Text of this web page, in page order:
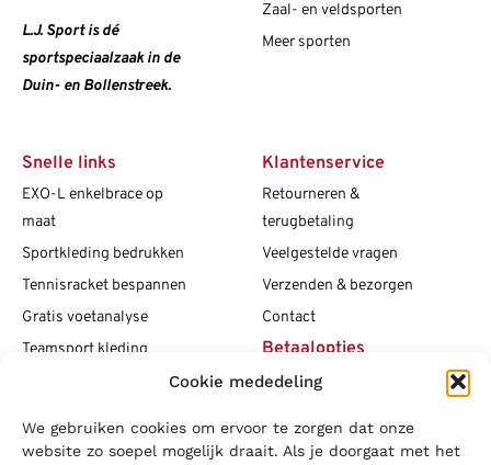
Cookie mededeling
We gebruiken cookies om ervoor te zorgen dat onze
website zo soepel mogelijk draait. Als je doorgaat met het
L.J. Sport is dé
sportspeciaalzaak in de
Duin- en Bollenstreek.
Zaal- en veldsporten
Meer sporten
Snelle links
EXO-L enkelbrace op
maat
Sportkleding bedrukken
Tennisracket bespannen
Gratis voetanalyse
Teamsport kleding
Vacatures
Klantenservice
Retourneren &
terugbetaling
Veelgestelde vragen
Verzenden & bezorgen
Contact
Betaalopties
Social media